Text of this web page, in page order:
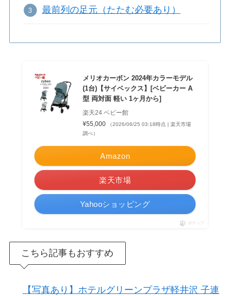
最前列の足元（たたむ必要あり）
メリオカーボン 2024年カラーモデル
(1台)【サイベックス】[ベビーカー A
型 両対面 軽い 1ヶ月から]
楽天24 ベビー館
¥55,000
（2026/06/25 03:18時点 | 楽天市場
調べ）
Amazon
楽天市場
Yahooショッピング
ポチップ
こちら記事もおすすめ
【写真あり】ホテルグリーンプラザ軽井沢 子連